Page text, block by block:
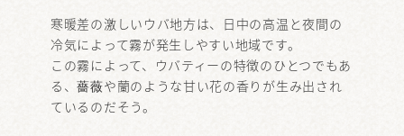
寒暖差の激しいウバ地方は、日中の高温と夜間の
冷気によって霧が発生しやすい地域です。
この霧によって、ウバティーの特徴のひとつでもあ
る、薔薇や蘭のような甘い花の香りが生み出され
ているのだそう。